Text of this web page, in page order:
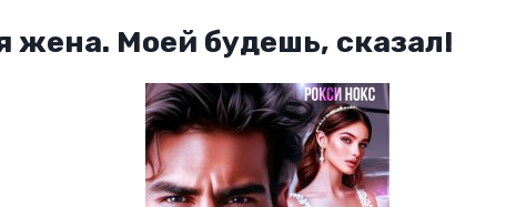
жена. Моей будешь, сказал!